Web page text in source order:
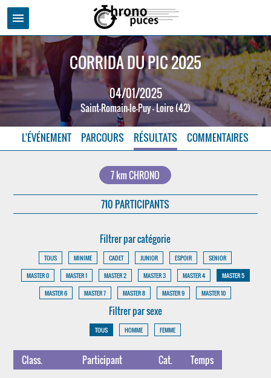
menu
CORRIDA DU PIC 2025
04/01/2025
Saint-Romain-le-Puy - Loire (42)
L'ÉVÉNEMENT PARCOURS RÉSULTATS COMMENTAIRES
7 km CHRONO
710 PARTICIPANTS
Filtrer par catégorie
TOUS MINIME CADET JUNIOR ESPOIR
SENIOR
MASTER 0
MASTER 1 MASTER 2 MASTER 3 MASTER 4
MASTER 5
MASTER 6
MASTER 7 MASTER 8 MASTER 9 MASTER 10
Filtrer par sexe
TOUS HOMME FEMME
Class. Participant Cat. Temps